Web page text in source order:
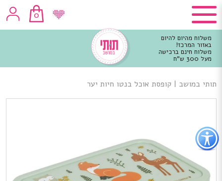
כפתור
לפתיחת
תפריט
נגישות
0
משלוח מהיום להיום
באזור המרכז!
משלוח חינם ברכישה
מעל 300 ש"ח
מרכזי
תותי במושב | קופסת אוכל בנטו חיות יער